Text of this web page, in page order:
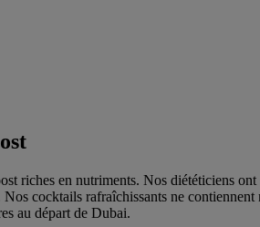
riches en nutriments. Nos diététiciens
cocktails rafraîchissants ne
au départ de Dubai.